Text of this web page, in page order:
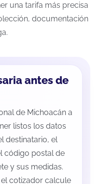
una tarifa más precisa
documentación
antes de
de Michoacán a
listos los datos
destinatario, el
código postal de
y sus medidas.
cotizador calcule